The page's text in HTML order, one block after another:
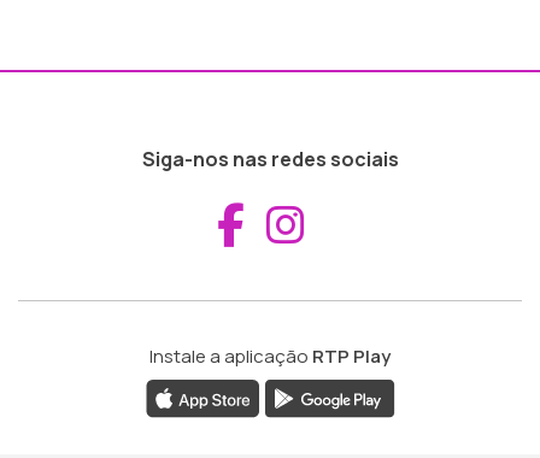
Siga-nos nas redes sociais
Aceder ao
Instale a aplicação RTP Play